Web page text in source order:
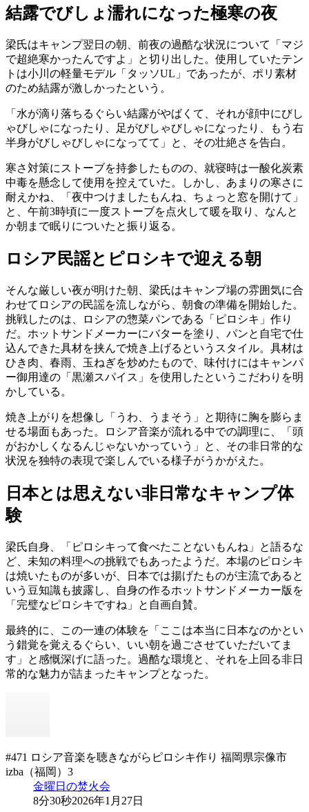
結露でびしょ濡れになった極寒の夜
梁氏はキャンプ翌日の朝、前夜の過酷な状況について「マジ
で超絶寒かったんですよ」と切り出した。使用していたテン
トは小川の軽量モデル「タッソUL」であったが、ポリ素材
のため結露が激しかったという。
「水が滴り落ちるぐらい結露がやばくて、それが顔中にびし
ゃびしゃになったり、足がびしゃびしゃになったり、もう右
半身がびしゃびしゃになってて」と、その壮絶さを告白。
寒さ対策にストーブを持参したものの、就寝時は一酸化炭素
中毒を懸念して使用を控えていた。しかし、あまりの寒さに
耐えかね、「夜中つけましたもんね、ちょっと窓を開けて」
と、午前3時頃に一度ストーブを点火して暖を取り、なんと
か朝まで眠りについたと振り返る。
ロシア民謡とピロシキで迎える朝
そんな厳しい夜が明けた朝、梁氏はキャンプ場の雰囲気に合
わせてロシアの民謡を流しながら、朝食の準備を開始した。
挑戦したのは、ロシアの惣菜パンである「ピロシキ」作り
だ。ホットサンドメーカーにバターを塗り、パンと自宅で仕
込んできた具材を挟んで焼き上げるというスタイル。具材は
ひき肉、春雨、玉ねぎを炒めたもので、味付けにはキャンパ
ー御用達の「黒瀬スパイス」を使用したというこだわりを明
かしている。
焼き上がりを想像し「うわ、うまそう」と期待に胸を膨らま
せる場面もあった。ロシア音楽が流れる中での調理に、「頭
がおかしくなるんじゃないかっていう」と、その非日常的な
状況を独特の表現で楽しんでいる様子がうかがえた。
日本とは思えない非日常なキャンプ体
験
梁氏自身、「ピロシキって食べたことないもんね」と語るな
ど、未知の料理への挑戦でもあったようだ。本場のピロシキ
は焼いたものが多いが、日本では揚げたものが主流であると
いう豆知識も披露し、自身の作るホットサンドメーカー版を
「完璧なピロシキですね」と自画自賛。
最終的に、この一連の体験を「ここは本当に日本なのかとい
う錯覚を覚えるぐらい、いい朝を過ごさせていただいてま
す」と感慨深げに語った。過酷な環境と、それを上回る非日
常的な魅力が詰まったキャンプとなった。
#471 ロシア音楽を聴きながらピロシキ作り 福岡県宗像市
izba（福岡）3
金曜日の焚火会
8分30秒2026年1月27日